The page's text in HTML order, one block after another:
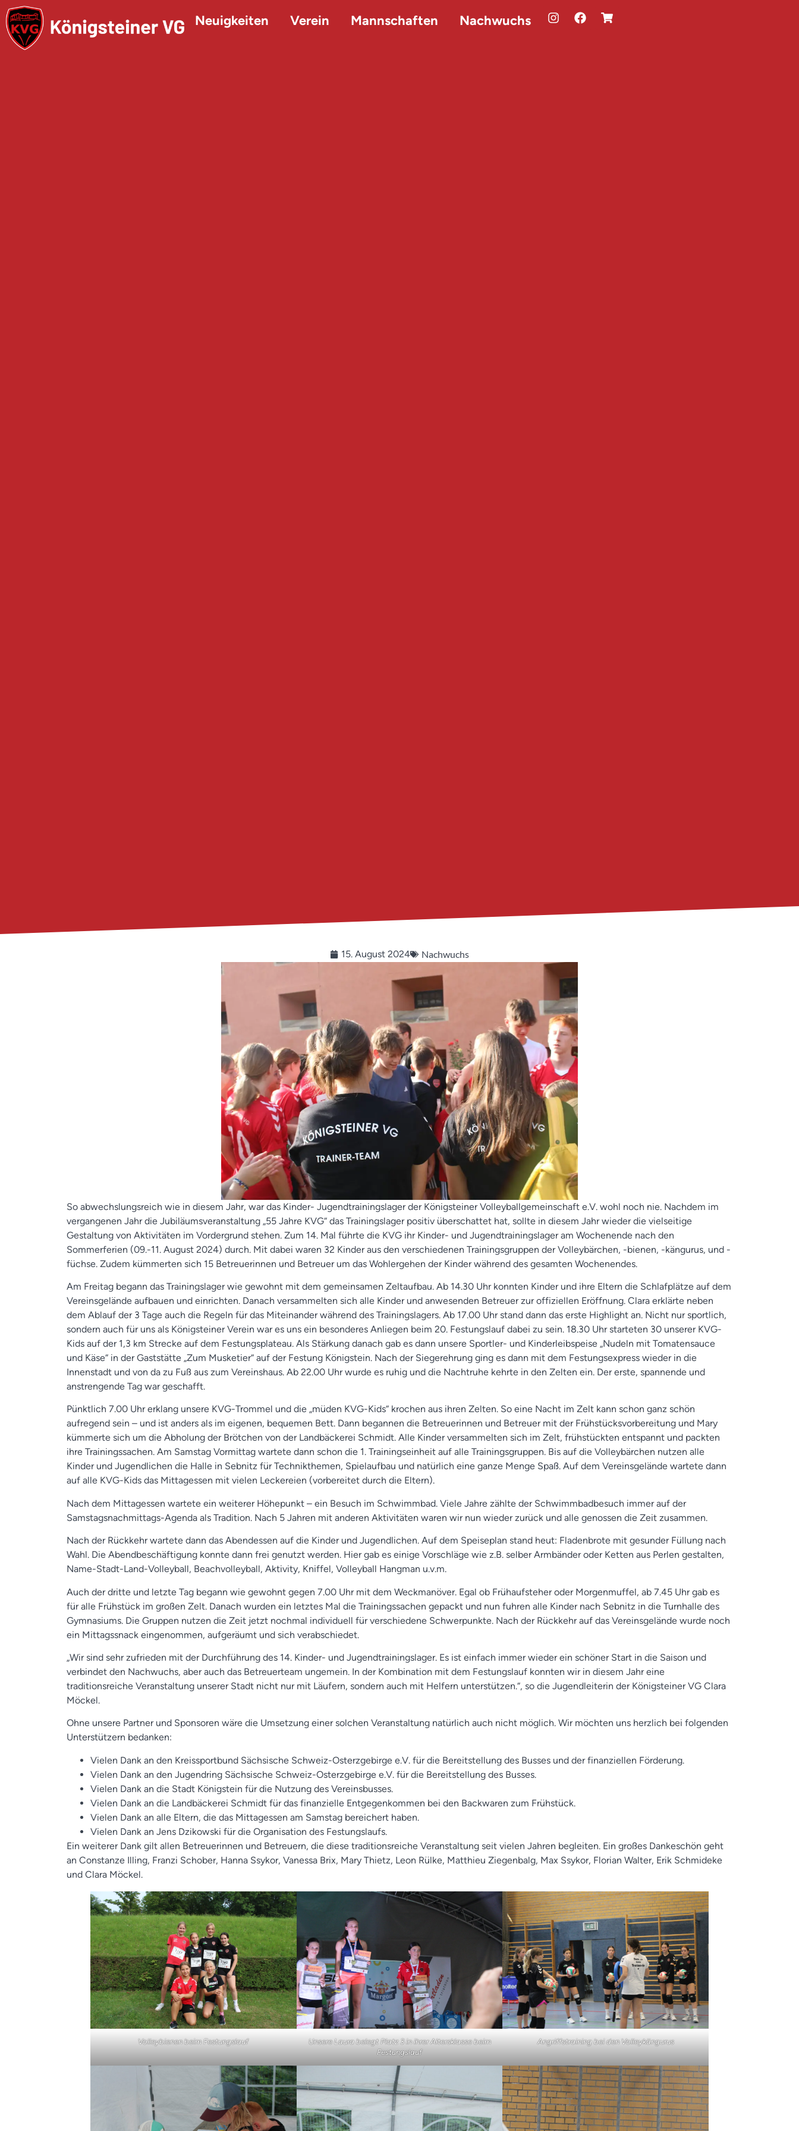
Neuigkeiten Verein Mannschaften Nachwuchs
15. August 2024 Nachwuchs
So abwechslungsreich wie in diesem Jahr, war das Kinder- Jugendtrainingslager der Königsteiner Volleyballgemeinschaft e.V. wohl noch nie. Nachdem im
vergangenen Jahr die Jubiläumsveranstaltung „55 Jahre KVG“ das Trainingslager positiv überschattet hat, sollte in diesem Jahr wieder die vielseitige
Gestaltung von Aktivitäten im Vordergrund stehen. Zum 14. Mal führte die KVG ihr Kinder- und Jugendtrainingslager am Wochenende nach den
Sommerferien (09.-11. August 2024) durch. Mit dabei waren 32 Kinder aus den verschiedenen Trainingsgruppen der Volleybärchen, -bienen, -kängurus, und -
füchse. Zudem kümmerten sich 15 Betreuerinnen und Betreuer um das Wohlergehen der Kinder während des gesamten Wochenendes.
Am Freitag begann das Trainingslager wie gewohnt mit dem gemeinsamen Zeltaufbau. Ab 14.30 Uhr konnten Kinder und ihre Eltern die Schlafplätze auf dem
Vereinsgelände aufbauen und einrichten. Danach versammelten sich alle Kinder und anwesenden Betreuer zur offiziellen Eröffnung. Clara erklärte neben
dem Ablauf der 3 Tage auch die Regeln für das Miteinander während des Trainingslagers. Ab 17.00 Uhr stand dann das erste Highlight an. Nicht nur sportlich,
sondern auch für uns als Königsteiner Verein war es uns ein besonderes Anliegen beim 20. Festungslauf dabei zu sein. 18.30 Uhr starteten 30 unserer KVG-
Kids auf der 1,3 km Strecke auf dem Festungsplateau. Als Stärkung danach gab es dann unsere Sportler- und Kinderleibspeise „Nudeln mit Tomatensauce
und Käse“ in der Gaststätte „Zum Musketier“ auf der Festung Königstein. Nach der Siegerehrung ging es dann mit dem Festungsexpress wieder in die
Innenstadt und von da zu Fuß aus zum Vereinshaus. Ab 22.00 Uhr wurde es ruhig und die Nachtruhe kehrte in den Zelten ein. Der erste, spannende und
anstrengende Tag war geschafft.
Pünktlich 7.00 Uhr erklang unsere KVG-Trommel und die „müden KVG-Kids“ krochen aus ihren Zelten. So eine Nacht im Zelt kann schon ganz schön
aufregend sein – und ist anders als im eigenen, bequemen Bett. Dann begannen die Betreuerinnen und Betreuer mit der Frühstücksvorbereitung und Mary
kümmerte sich um die Abholung der Brötchen von der Landbäckerei Schmidt. Alle Kinder versammelten sich im Zelt, frühstückten entspannt und packten
ihre Trainingssachen. Am Samstag Vormittag wartete dann schon die 1. Trainingseinheit auf alle Trainingsgruppen. Bis auf die Volleybärchen nutzen alle
Kinder und Jugendlichen die Halle in Sebnitz für Technikthemen, Spielaufbau und natürlich eine ganze Menge Spaß. Auf dem Vereinsgelände wartete dann
auf alle KVG-Kids das Mittagessen mit vielen Leckereien (vorbereitet durch die Eltern).
Nach dem Mittagessen wartete ein weiterer Höhepunkt – ein Besuch im Schwimmbad. Viele Jahre zählte der Schwimmbadbesuch immer auf der
Samstagsnachmittags-Agenda als Tradition. Nach 5 Jahren mit anderen Aktivitäten waren wir nun wieder zurück und alle genossen die Zeit zusammen.
Nach der Rückkehr wartete dann das Abendessen auf die Kinder und Jugendlichen. Auf dem Speiseplan stand heut: Fladenbrote mit gesunder Füllung nach
Wahl. Die Abendbeschäftigung konnte dann frei genutzt werden. Hier gab es einige Vorschläge wie z.B. selber Armbänder oder Ketten aus Perlen gestalten,
Name-Stadt-Land-Volleyball, Beachvolleyball, Aktivity, Kniffel, Volleyball Hangman u.v.m.
Auch der dritte und letzte Tag begann wie gewohnt gegen 7.00 Uhr mit dem Weckmanöver. Egal ob Frühaufsteher oder Morgenmuffel, ab 7.45 Uhr gab es
für alle Frühstück im großen Zelt. Danach wurden ein letztes Mal die Trainingssachen gepackt und nun fuhren alle Kinder nach Sebnitz in die Turnhalle des
Gymnasiums. Die Gruppen nutzen die Zeit jetzt nochmal individuell für verschiedene Schwerpunkte. Nach der Rückkehr auf das Vereinsgelände wurde noch
ein Mittagssnack eingenommen, aufgeräumt und sich verabschiedet.
„Wir sind sehr zufrieden mit der Durchführung des 14. Kinder- und Jugendtrainingslager. Es ist einfach immer wieder ein schöner Start in die Saison und
verbindet den Nachwuchs, aber auch das Betreuerteam ungemein. In der Kombination mit dem Festungslauf konnten wir in diesem Jahr eine
traditionsreiche Veranstaltung unserer Stadt nicht nur mit Läufern, sondern auch mit Helfern unterstützen.“, so die Jugendleiterin der Königsteiner VG Clara
Möckel.
Ohne unsere Partner und Sponsoren wäre die Umsetzung einer solchen Veranstaltung natürlich auch nicht möglich. Wir möchten uns herzlich bei folgenden
Unterstützern bedanken:
Vielen Dank an den Kreissportbund Sächsische Schweiz-Osterzgebirge e.V. für die Bereitstellung des Busses und der finanziellen Förderung.
Vielen Dank an den Jugendring Sächsische Schweiz-Osterzgebirge e.V. für die Bereitstellung des Busses.
Vielen Dank an die Stadt Königstein für die Nutzung des Vereinsbusses.
Vielen Dank an die Landbäckerei Schmidt für das finanzielle Entgegenkommen bei den Backwaren zum Frühstück.
Vielen Dank an alle Eltern, die das Mittagessen am Samstag bereichert haben.
Vielen Dank an Jens Dzikowski für die Organisation des Festungslaufs.
Ein weiterer Dank gilt allen Betreuerinnen und Betreuern, die diese traditionsreiche Veranstaltung seit vielen Jahren begleiten. Ein großes Dankeschön geht
an Constanze Illing, Franzi Schober, Hanna Ssykor, Vanessa Brix, Mary Thietz, Leon Rülke, Matthieu Ziegenbalg, Max Ssykor, Florian Walter, Erik Schmideke
und Clara Möckel.
Volleybienen beim Festungslauf
Unsere Laura belegt Platz 3 in ihrer Altersklasse beim
Festungslauf
Angriffstraining bei den Volleykängurus